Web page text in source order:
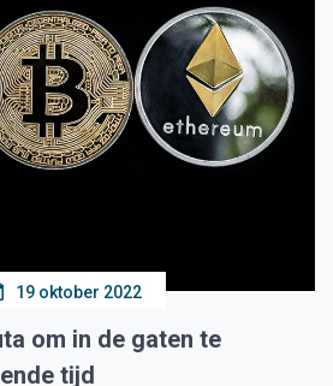
19 oktober 2022
om in de gaten te
tijd